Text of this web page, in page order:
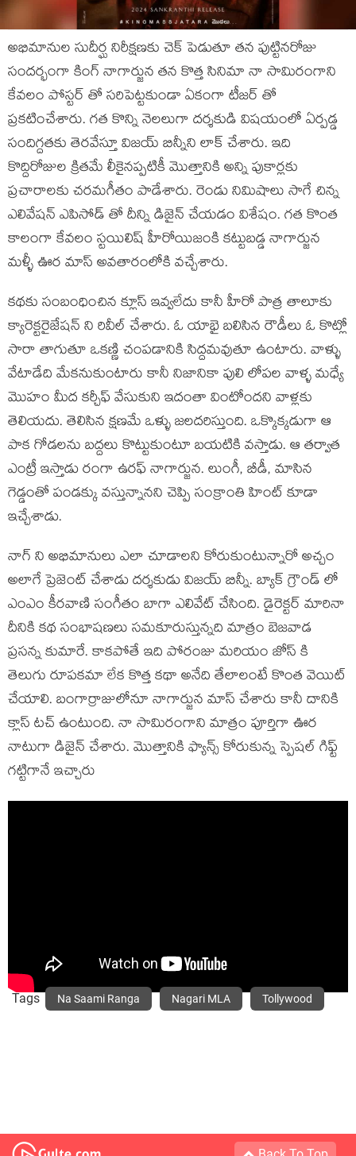
అభిమానుల సుదీర్ఘ నిరీక్షణకు చెక్ పెడుతూ తన పుట్టినరోజు
సందర్భంగా కింగ్ నాగార్జున తన కొత్త సినిమా నా సామిరంగాని
కేవలం పోస్టర్ తో సరిపెట్టకుండా ఏకంగా టీజర్ తో
ప్రకటించేశారు. గత కొన్ని నెలలుగా దర్శకుడి విషయంలో ఏర్పడ్డ
సందిగ్దతకు తెరవేస్తూ విజయ్ బిన్నీని లాక్ చేశారు. ఇది
కొద్దిరోజుల క్రితమే లీకైనప్పటికీ మొత్తానికి అన్ని పుకార్లకు
ప్రచారాలకు చరమగీతం పాడేశారు. రెండు నిమిషాలు సాగే చిన్న
ఎలివేషన్ ఎపిసోడ్ తో దీన్ని డిజైన్ చేయడం విశేషం. గత కొంత
కాలంగా కేవలం స్టయిలిష్ హీరోయిజంకి కట్టుబడ్డ నాగార్జున
మళ్ళీ ఊర మాస్ అవతారంలోకి వచ్చేశారు.
కథకు సంబంధించిన క్లూస్ ఇవ్వలేదు కానీ హీరో పాత్ర తాలూకు
క్యారెక్టరైజేషన్ ని రివీల్ చేశారు. ఓ యాభై బలిసిన రౌడీలు ఓ కొట్లో
సారా తాగుతూ ఒకణ్ణి చంపడానికి సిద్దమవుతూ ఉంటారు. వాళ్ళు
వేటాడేది మేకనుకుంటారు కానీ నిజానికా పులి లోపల వాళ్ళ మధ్యే
మొహం మీద కర్చీఫ్ వేసుకుని ఇదంతా వింటోందని వాళ్లకు
తెలియదు. తెలిసిన క్షణమే ఒళ్ళు జలదరిస్తుంది. ఒక్కొక్కడుగా ఆ
పాక గోడలను బద్దలు కొట్టుకుంటూ బయటికి వస్తాడు. ఆ తర్వాత
ఎంట్రీ ఇస్తాడు రంగా ఉరఫ్ నాగార్జున. లుంగీ, బీడీ, మాసిన
గెడ్డంతో పండక్కు వస్తున్నానని చెప్పి సంక్రాంతి హింట్ కూడా
ఇచ్చేశాడు.
నాగ్ ని అభిమానులు ఎలా చూడాలని కోరుకుంటున్నారో అచ్చం
అలాగే ప్రెజెంట్ చేశాడు దర్శకుడు విజయ్ బిన్నీ. బ్యాక్ గ్రౌండ్ లో
ఎంఎం కీరవాణి సంగీతం బాగా ఎలివేట్ చేసింది. డైరెక్టర్ మారినా
దీనికి కథ సంభాషణలు సమకూరుస్తున్నది మాత్రం బెజవాడ
ప్రసన్న కుమారే. కాకపోతే ఇది పోరంజు మరియం జోస్ కి
తెలుగు రూపకమా లేక కొత్త కథా అనేది తేలాలంటే కొంత వెయిట్
చేయాలి. బంగార్రాజులోనూ నాగార్జున మాస్ చేశారు కానీ దానికి
క్లాస్ టచ్ ఉంటుంది. నా సామిరంగాని మాత్రం పూర్తిగా ఊర
నాటుగా డిజైన్ చేశారు. మొత్తానికి ఫ్యాన్స్ కోరుకున్న స్పెషల్ గిఫ్ట్
గట్టిగానే ఇచ్చారు
Tags Na Saami Ranga Nagari MLA Tollywood